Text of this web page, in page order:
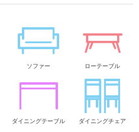
ソファー ローテーブル
ダイニングテーブル ダイニングチェア